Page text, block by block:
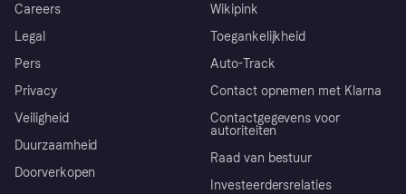
Careers
Legal
Pers
Privacy
Veiligheid
Duurzaamheid
Doorverkopen
Wikipink
Toegankelijkheid
Auto-Track
Contact opnemen met Klarna
Contactgegevens voor
autoriteiten
Raad van bestuur
Investeerdersrelaties